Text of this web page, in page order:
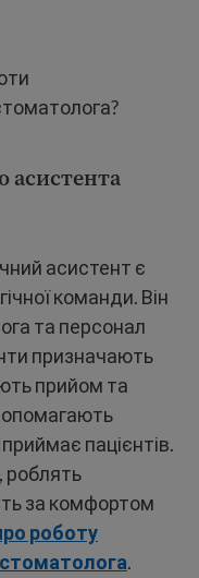
асистента
асистент є
команди. Він
та персонал
призначають
прийом та
пацієнтів.
роблять
за комфортом
роботу
.